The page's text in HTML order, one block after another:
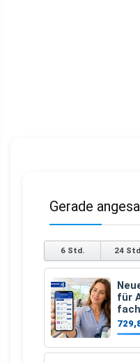
Gerade
6 Std. 24
für
den
€